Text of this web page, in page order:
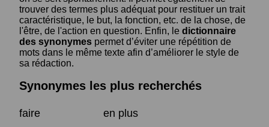
trouver des termes plus adéquat pour restituer un trait
caractéristique, le but, la fonction, etc. de la chose, de
l'être, de l'action en question. Enfin, le dictionnaire
des synonymes permet d’éviter une répétition de
mots dans le même texte afin d’améliorer le style de
sa rédaction.
Synonymes les plus recherchés
faire
en plus